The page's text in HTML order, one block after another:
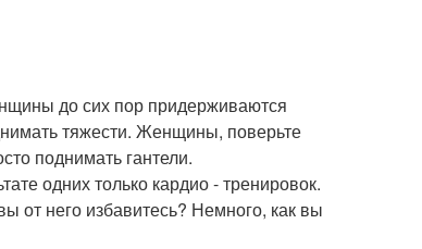
до сих пор придерживаются
тяжести. Женщины, поверьте
поднимать гантели.
одних только кардио - тренировок.
от него избавитесь? Немного, как вы